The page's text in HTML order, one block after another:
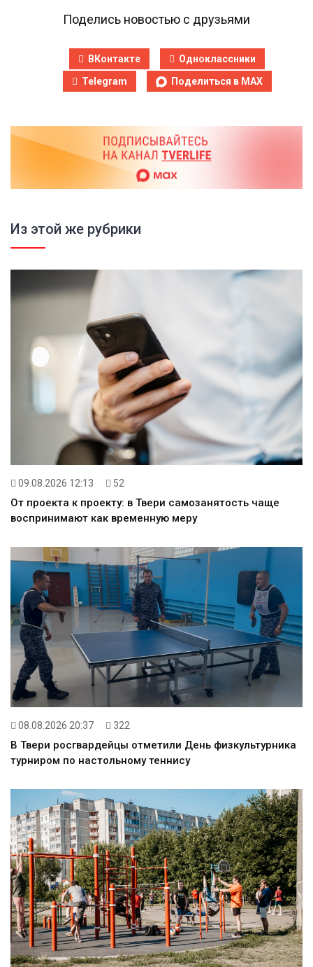
Поделись новостью с друзьями
ВКонтакте
Одноклассники
Telegram
Поделиться в MAX
Из этой же рубрики
09.08.2026 12:13 52
От проекта к проекту: в Твери самозанятость чаще
воспринимают как временную меру
08.08.2026 20:37 322
В Твери росгвардейцы отметили День физкультурника
турниром по настольному теннису